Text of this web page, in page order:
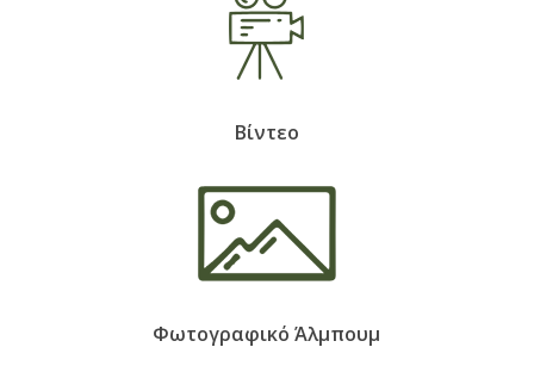
Βίντεο
Φωτογραφικό Άλμπουμ